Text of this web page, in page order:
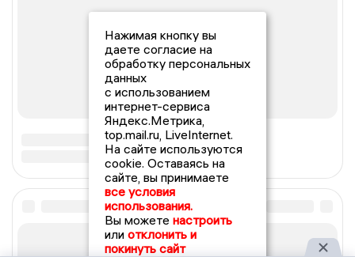
Нажимая кнопку вы
даете согласие на
обработку персональных
данных
с использованием
интернет-сервиса
Яндекс.Метрика,
top.mail.ru, LiveInternet.
На сайте используются
cookie. Оставаясь на
сайте, вы принимаете
все условия
использования.
Вы можете настроить
или отклонить и
покинуть сайт